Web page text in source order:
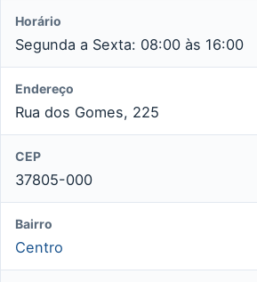
Horário
Segunda a Sexta: 08:00 às 16:00
Endereço
Rua dos Gomes, 225
CEP
37805-000
Bairro
Centro